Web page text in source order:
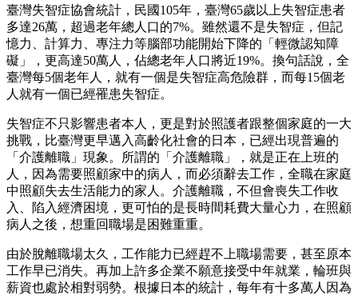
臺灣失智症協會統計，民國105年，臺灣65歲以上失智症患者
多達26萬，超過老年總人口的7%。雖然還不是失智症，但記
憶力、計算力、專注力等腦部功能開始下降的「輕微認知障
礙」，更高達50萬人，佔總老年人口將近19%。換句話說，全
臺灣每5個老年人，就有一個是失智症高危險群，而每15個老
人就有一個已經罹患失智症。
失智症不只影響患者本人，更是對於照護者跟整個家庭的一大
挑戰，比臺灣更早邁入高齡化社會的日本，已經出現普遍的
「介護離職」現象。所謂的「介護離職」，就是正在上班的
人，因為需要照顧家中的病人，而必須辭去工作，全職在家庭
中照顧失去生活能力的家人。介護離職，不但會喪失工作收
入、陷入經濟困境，更可怕的是長時間耗費大量心力，在照顧
病人之後，想重回職場是困難重重。
由於脫離職場太久，工作能力已經趕不上職場需要，甚至原本
工作早已消失。再加上許多企業不願意接受中年就業，輪班與
薪資也處於相對弱勢。根據日本的統計，每年有十多萬人因為